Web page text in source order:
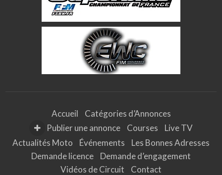
Accueil
Catégories d’Annonces
Publier une annonce
Courses
Live TV
Actualités Moto
Événements
Les Bonnes Adresses
Demande licence
Demande d’engagement
Vidéos de Circuit
Contact